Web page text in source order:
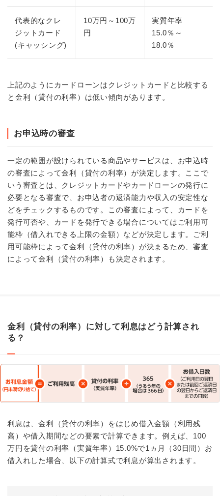
代表的なクレ
ジットカード
(キャッシング)
10万円～100万
円
実質年率
15.0％～
18.0％
上記のようにカードローンはクレジットカードと比較する
と金利（貸付の利率）は低い傾向があります。
お申込時の審査
一定の範囲が設けられている商品やサービスは、お申込時
の審査によって金利（貸付の利率）が決定します。ここで
いう審査とは、クレジットカードやカードローンの発行に
必要となる審査で、お申込者の返済能力や収入の安定性な
どをチェックするものです。この審査によって、カードを
発行可否や、カードを発行できる場合についてはご利用可
能枠（借入れできる上限の金額）などが決定します。ご利
用可能枠によって金利（貸付の利率）が決まるため、審査
によって金利（貸付の利率）も決定されます。
金利（貸付の利率）に対して利息はどう計算され
る？
利息は、金利（貸付の利率）をはじめ借入金額（利用残
高）や借入期間などの要素で計算できます。例えば、100
万円を貸付の利率（実質年率）15.0%で1ヵ月（30日間）お
借入れした場合、以下の計算式で利息が算出されます。